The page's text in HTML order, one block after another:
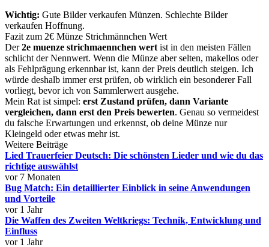
Wichtig: Gute Bilder verkaufen Münzen. Schlechte Bilder
verkaufen Hoffnung.
Fazit zum 2€ Münze Strichmännchen Wert
Der2e muenze strichmaennchen wert ist in den meisten Fällen
schlicht der Nennwert. Wenn die Münze aber selten, makellos oder
als Fehlprägung erkennbar ist, kann der Preis deutlich steigen. Ich
würde deshalb immer erst prüfen, ob wirklich ein besonderer Fall
vorliegt, bevor ich von Sammlerwert ausgehe.
Mein Rat ist simpel: erst Zustand prüfen, dann Variante
vergleichen, dann erst den Preis bewerten. Genau so vermeidest
du falsche Erwartungen und erkennst, ob deine Münze nur
Kleingeld oder etwas mehr ist.
Weitere Beiträge
Lied Trauerfeier Deutsch: Die schönsten Lieder und wie du das
richtige auswählst
vor 7 Monaten
Bug Match: Ein detaillierter Einblick in seine Anwendungen
und Vorteile
vor 1 Jahr
Die Waffen des Zweiten Weltkriegs: Technik, Entwicklung und
Einfluss
vor 1 Jahr